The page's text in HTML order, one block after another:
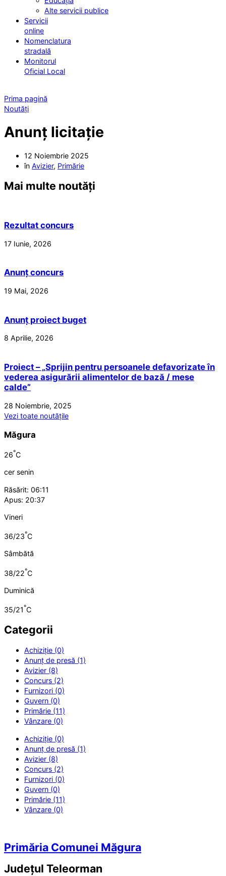
Alte servicii publice
Servicii
online
Nomenclatura
stradală
Monitorul
Oficial Local
Prima pagină
Noutăți
Anunț licitație
12 Noiembrie 2025
în Avizier, Primărie
Mai multe noutăți
Rezultat concurs
17 Iunie, 2026
Anunț concurs
19 Mai, 2026
Anunț proiect buget
8 Aprilie, 2026
Proiect – „Sprijin pentru persoanele defavorizate în
vederea asigurării alimentelor de bază / mese
calde”
28 Noiembrie, 2025
Vezi toate noutățile
Măgura
26°C
cer senin
Răsărit: 06:11
Apus: 20:37
Vineri
36/23°C
Sâmbătă
38/22°C
Duminică
35/21°C
Categorii
Achiziție (0)
Anunț de presă (1)
Avizier (8)
Concurs (2)
Furnizori (0)
Guvern (0)
Primărie (11)
Vânzare (0)
Achiziție (0)
Anunț de presă (1)
Avizier (8)
Concurs (2)
Furnizori (0)
Guvern (0)
Primărie (11)
Vânzare (0)
Primăria Comunei Măgura
Județul Teleorman